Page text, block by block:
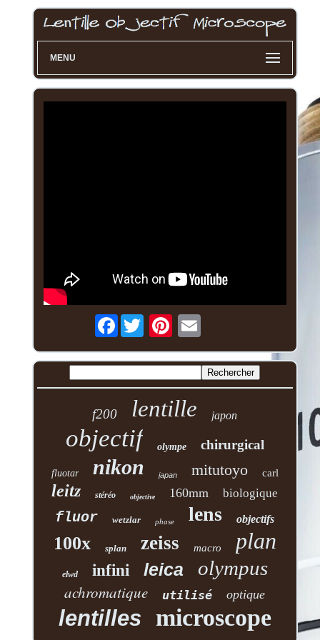
MENU
Facebook
f200 lentille japon
objectif olympe chirurgical
fluotar nikon japan mitutoyo carl
leitz stéréo objective 160mm biologique
fluor wetzlar phase lens objectifs
100x splan zeiss macro plan
elwd infini leica olympus
achromatique utilisé optique
lentilles microscope